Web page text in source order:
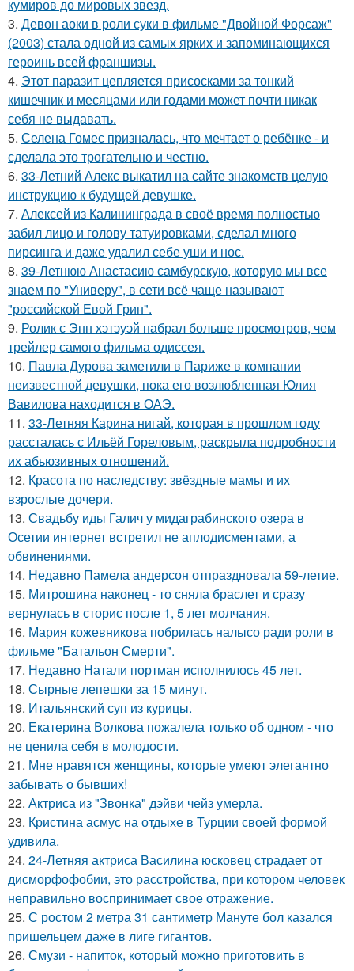
кумиров до мировых звезд.
3. Девон аоки в роли суки в фильме "Двойной Форсаж"
(2003) стала одной из самых ярких и запоминающихся
героинь всей франшизы.
4. Этот паразит цепляется присосками за тонкий
кишечник и месяцами или годами может почти никак
себя не выдавать.
5. Селена Гомес призналась, что мечтает о ребёнке - и
сделала это трогательно и честно.
6. 33-Летний Алекс выкатил на сайте знакомств целую
инструкцию к будущей девушке.
7. Алексей из Калининграда в своё время полностью
забил лицо и голову татуировками, сделал много
пирсинга и даже удалил себе уши и нос.
8. 39-Летнюю Анастасию самбурскую, которую мы все
знаем по "Универу", в сети всё чаще называют
"российской Евой Грин".
9. Ролик с Энн хэтэуэй набрал больше просмотров, чем
трейлер самого фильма одиссея.
10. Павла Дурова заметили в Париже в компании
неизвестной девушки, пока его возлюбленная Юлия
Вавилова находится в ОАЭ.
11. 33-Летняя Карина нигай, которая в прошлом году
рассталась с Ильёй Гореловым, раскрыла подробности
их абьюзивных отношений.
12. Красота по наследству: звёздные мамы и их
взрослые дочери.
13. Свадьбу иды Галич у мидаграбинского озера в
Осетии интернет встретил не аплодисментами, а
обвинениями.
14. Недавно Памела андерсон отпраздновала 59-летие.
15. Митрошина наконец - то сняла браслет и сразу
вернулась в сторис после 1, 5 лет молчания.
16. Мария кожевникова побрилась налысо ради роли в
фильме "Батальон Смерти".
17. Недавно Натали портман исполнилось 45 лет.
18. Сырные лепешки за 15 минут.
19. Итальянский суп из курицы.
20. Екатерина Волкова пожалела только об одном - что
не ценила себя в молодости.
21. Мне нравятся женщины, которые умеют элегантно
забывать о бывших!
22. Актриса из "Звонка" дэйви чейз умерла.
23. Кристина асмус на отдыхе в Турции своей формой
удивила.
24. 24-Летняя актриса Василина юсковец страдает от
дисморфофобии, это расстройства, при котором человек
неправильно воспринимает свое отражение.
25. С ростом 2 метра 31 сантиметр Мануте бол казался
пришельцем даже в лиге гигантов.
26. Смузи - напиток, который можно приготовить в